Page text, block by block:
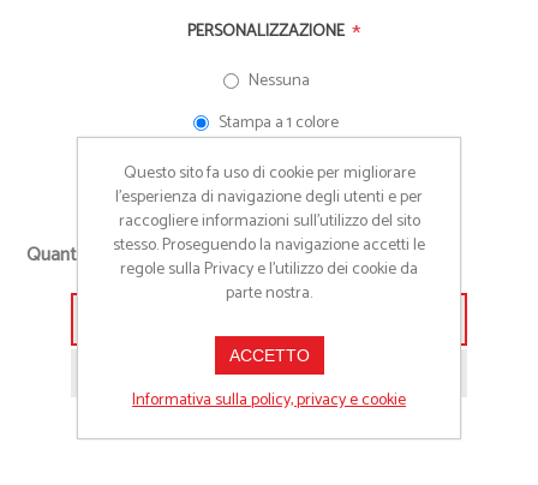
PERSONALIZZAZIONE *
Nessuna
Stampa a 1 colore
Stampa a colori
Quantità richiesta
Richiedi informazioni prodotto
Questo sito fa uso di cookie per migliorare
l’esperienza di navigazione degli utenti e per
raccogliere informazioni sull’utilizzo del sito
stesso. Proseguendo la navigazione accetti le
regole sulla Privacy e l'utilizzo dei cookie da
parte nostra.
ACCETTO
Informativa sulla policy, privacy e cookie